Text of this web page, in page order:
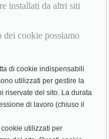
installati da altri siti
dei cookie possiamo
di cookie indispensabili
utilizzati per gestire la
riservate del sito. La durata
di lavoro (chiuso il
utilizzati per